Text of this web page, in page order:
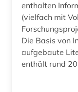
Irland (5)
Island (2)
enthalten
(vielfach mit
Die Basis von
aufgebaute
enthält rund